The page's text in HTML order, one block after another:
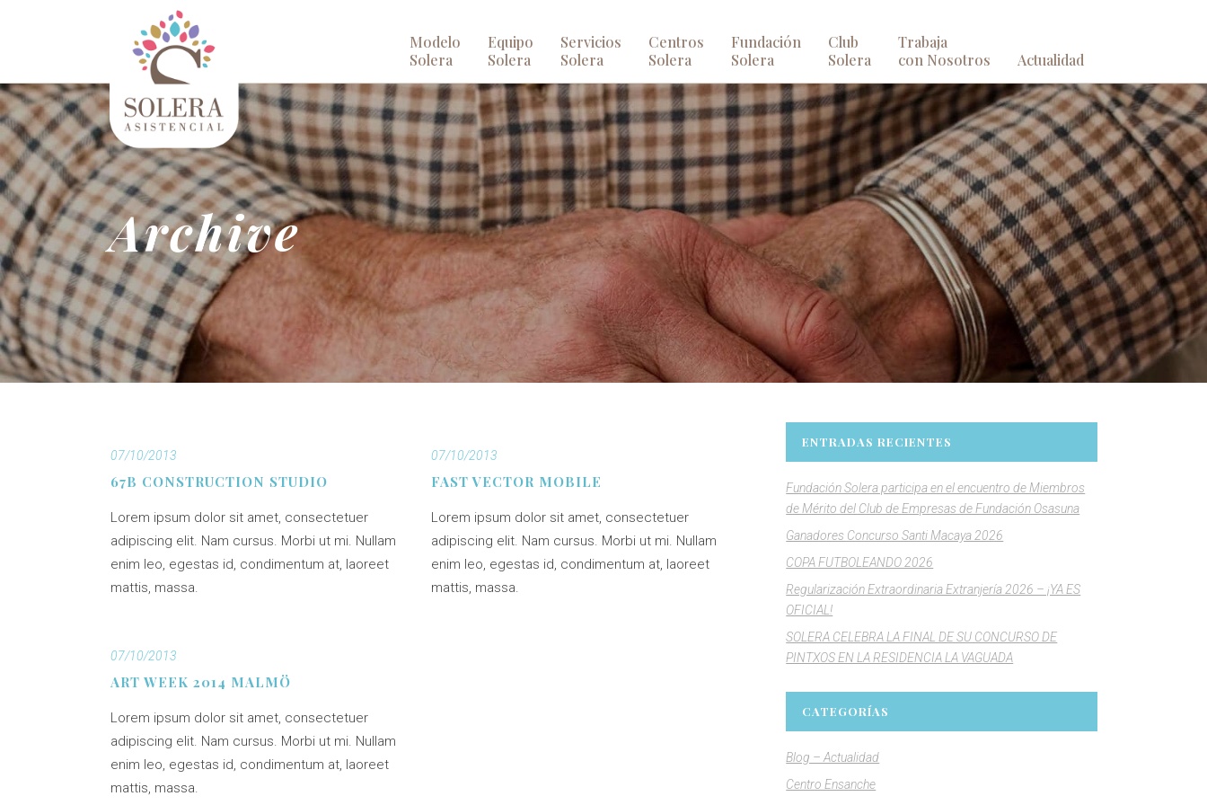
Modelo
Solera
Equipo
Solera
Servicios
Solera
Centros
Solera
Fundación
Solera
Club
Solera
Trabaja
con Nosotros
Actualidad
Archive
07/10/2013
67B CONSTRUCTION STUDIO
Lorem ipsum dolor sit amet, consectetuer
adipiscing elit. Nam cursus. Morbi ut mi. Nullam
enim leo, egestas id, condimentum at, laoreet
mattis, massa.
07/10/2013
FAST VECTOR MOBILE
Lorem ipsum dolor sit amet, consectetuer
adipiscing elit. Nam cursus. Morbi ut mi. Nullam
enim leo, egestas id, condimentum at, laoreet
mattis, massa.
07/10/2013
ART WEEK 2014 MALMÖ
Lorem ipsum dolor sit amet, consectetuer
adipiscing elit. Nam cursus. Morbi ut mi. Nullam
enim leo, egestas id, condimentum at, laoreet
mattis, massa.
ENTRADAS RECIENTES
Fundación Solera participa en el encuentro de Miembros
de Mérito del Club de Empresas de Fundación Osasuna
Ganadores Concurso Santi Macaya 2026
COPA FUTBOLEANDO 2026
Regularización Extraordinaria Extranjería 2026 – ¡YA ES
OFICIAL!
SOLERA CELEBRA LA FINAL DE SU CONCURSO DE
PINTXOS EN LA RESIDENCIA LA VAGUADA
CATEGORÍAS
Blog – Actualidad
Centro Ensanche